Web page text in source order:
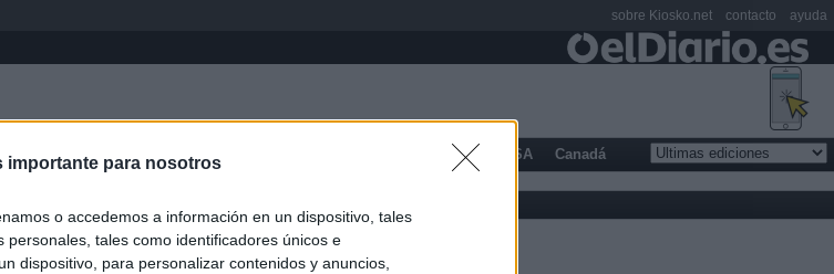
importante para nosotros
o accedemos a información en un dispositivo, tales
personales, tales como identificadores únicos e
dispositivo, para personalizar contenidos y anuncios,
Inicio Latinoamérica USA Canadá
sobre Kiosko.net contacto ayuda